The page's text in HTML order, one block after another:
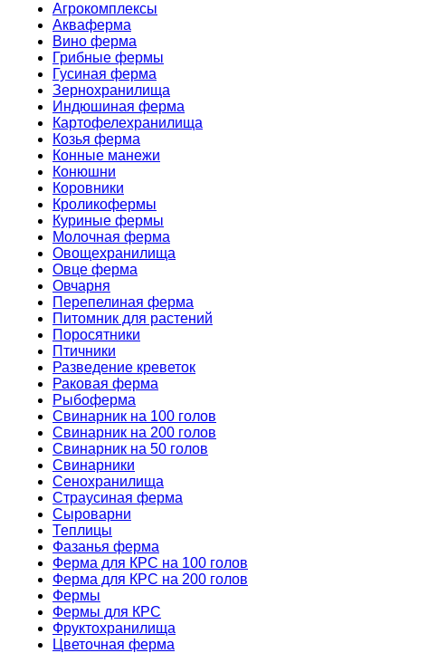
Агрокомплексы
Акваферма
Вино ферма
Грибные фермы
Гусиная ферма
Зернохранилища
Индюшиная ферма
Картофелехранилища
Козья ферма
Конные манежи
Конюшни
Коровники
Кроликофермы
Куриные фермы
Молочная ферма
Овощехранилища
Овце ферма
Овчарня
Перепелиная ферма
Питомник для растений
Поросятники
Птичники
Разведение креветок
Раковая ферма
Рыбоферма
Свинарник на 100 голов
Свинарник на 200 голов
Свинарник на 50 голов
Свинарники
Сенохранилища
Страусиная ферма
Сыроварни
Теплицы
Фазанья ферма
Ферма для КРС на 100 голов
Ферма для КРС на 200 голов
Фермы
Фермы для КРС
Фруктохранилища
Цветочная ферма